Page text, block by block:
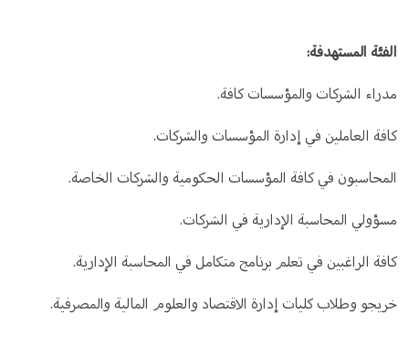
الفئة المستهدفة:
مدراء الشركات والمؤسسات كافة.
كافة العاملين في إدارة المؤسسات والشركات.
المحاسبون في كافة المؤسسات الحكومية والشركات الخاصة.
مسؤولي المحاسبة الإدارية في الشركات.
كافة الراغبين في تعلم برنامج متكامل في المحاسبة الإدارية.
خريجو وطلاب كليات إدارة الاقتصاد والعلوم المالية والمصرفية.